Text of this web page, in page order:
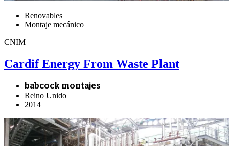
Renovables
Montaje mecánico
CNIM
Cardif Energy From Waste Plant
babcock montajes
Reino Unido
2014